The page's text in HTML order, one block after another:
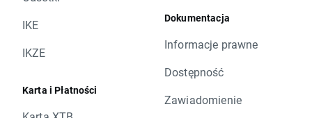
IKE
IKZE
Karta i Płatności
Dokumentacja
Informacje prawne
Dostępność
Zawiadomienie